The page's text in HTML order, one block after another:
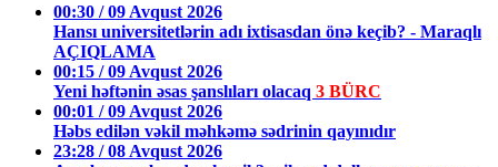
00:30 / 09 Avqust 2026
Hansı universitetlərin adı ixtisasdan önə keçib? - Maraqlı
AÇIQLAMA
00:15 / 09 Avqust 2026
Yeni həftənin əsas şanslıları olacaq 3 BÜRC
00:01 / 09 Avqust 2026
Həbs edilən vəkil məhkəmə sədrinin qayınıdır
23:28 / 08 Avqust 2026